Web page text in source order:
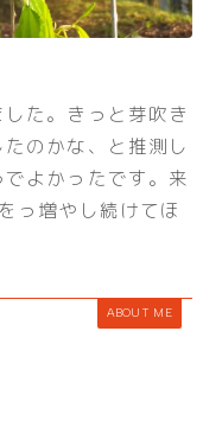
た。きっと芽吹き
のかな、と推測し
よかったです。来
っ増やし続けてほ
ABOUT ME